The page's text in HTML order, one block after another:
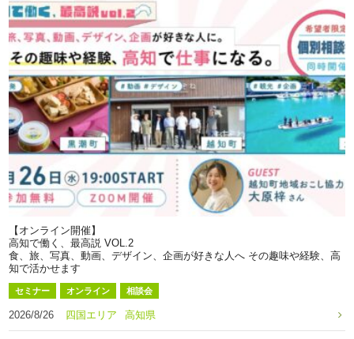
【オンライン開催】
高知で働く、最高説 VOL.2
食、旅、写真、動画、デザイン、企画が好きな人へ その趣味や経験、高
知で活かせます
セミナー オンライン 相談会
2026/8/26 四国エリア 高知県